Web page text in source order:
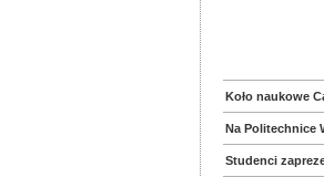
Koło naukowe
Na Politechnice
​Studenci